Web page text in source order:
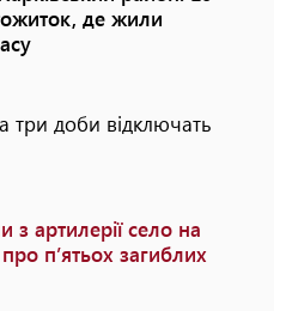
де жили
три доби відключать
з артилерії село на
п’ятьох загиблих